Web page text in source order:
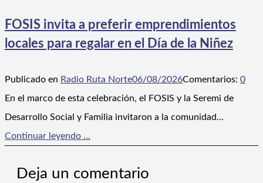
FOSIS invita a preferir emprendimientos
locales para regalar en el Día de la Niñez
Publicado en Radio Ruta Norte06/08/2026Comentarios: 0
En el marco de esta celebración, el FOSIS y la Seremi de
Desarrollo Social y Familia invitaron a la comunidad…
Continuar leyendo ...
Deja un comentario